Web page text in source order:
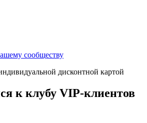
сообществу
дисконтной картой
к клубу VIP-клиентов